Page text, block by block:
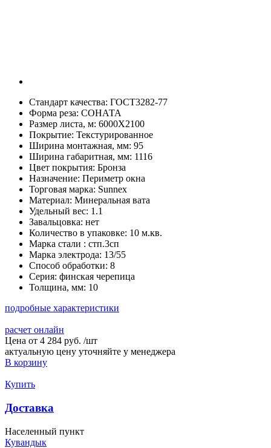
Стандарт качества: ГОСТ3282-77
Форма реза: СОНАТА
Размер листа, м: 6000Х2100
Покрытие: Текстурированное
Ширина монтажная, мм: 95
Ширина габаритная, мм: 1116
Цвет покрытия: Бронза
Назначение: Периметр окна
Торговая марка: Sunnex
Материал: Минеральная вата
Удельный вес: 1.1
Завальцовка: нет
Количество в упаковке: 10 м.кв.
Марка стали : стп.3сп
Марка электрода: 13/55
Способ обработки: 8
Серия: финская черепица
Толщина, мм: 10
подробные характеристики
расчет онлайн
Цена от 4 284 руб. /шт
актуальную цену уточняйте у менеджера
В корзину
Купить
Доставка
Населенный пункт
Кувандык